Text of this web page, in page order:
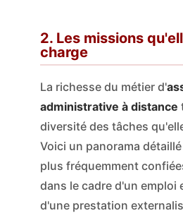
2. Les missions
charge
La richesse du métier d'
administrative à distance
diversité des tâches
Voici un panorama
plus fréquemment
dans le cadre d'un emploi
d'une prestation